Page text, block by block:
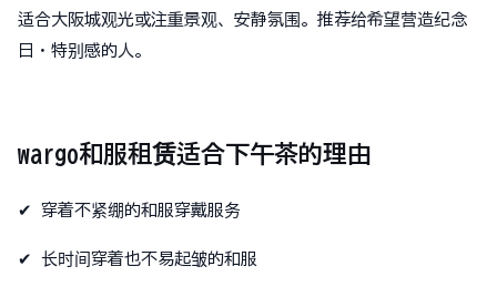
适合大阪城观光或注重景观、安静氛围。推荐给希望营造纪念
日・特别感的人。
wargo和服租赁适合下午茶的理由
✔ 穿着不紧绷的和服穿戴服务
✔ 长时间穿着也不易起皱的和服